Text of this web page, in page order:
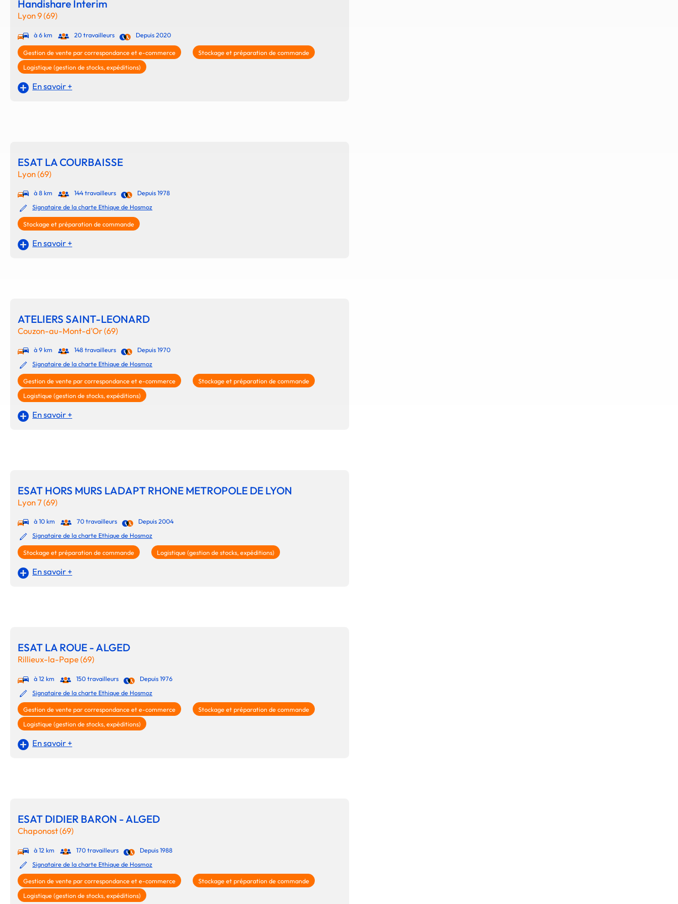
Handishare Interim
Lyon 9 (69)
à 6 km 20 travailleurs Depuis 2020
Gestion de vente par correspondance et e-commerce
Stockage et préparation de commande
Logistique (gestion de stocks, expéditions)
En savoir +
ESAT LA COURBAISSE
Lyon (69)
à 8 km 144 travailleurs
Depuis 1978
Signataire de la charte Ethique de Hosmoz
Stockage et préparation de commande
En savoir +
ATELIERS SAINT-LEONARD
Couzon-au-Mont-d'Or (69)
à 9 km 148 travailleurs
Depuis 1970
Signataire de la charte Ethique de Hosmoz
Gestion de vente par correspondance et e-commerce
Stockage et préparation de commande
Logistique (gestion de stocks, expéditions)
En savoir +
ESAT HORS MURS LADAPT RHONE METROPOLE DE LYON
Lyon 7 (69)
à 10 km 70 travailleurs
Depuis 2004
Signataire de la charte Ethique de Hosmoz
Stockage et préparation de commande Logistique (gestion de stocks, expéditions)
En savoir +
ESAT LA ROUE - ALGED
Rillieux-la-Pape (69)
à 12 km 150 travailleurs
Depuis 1976
Signataire de la charte Ethique de Hosmoz
Gestion de vente par correspondance et e-commerce
Stockage et préparation de commande
Logistique (gestion de stocks, expéditions)
En savoir +
ESAT DIDIER BARON - ALGED
Chaponost (69)
à 12 km 170 travailleurs
Depuis 1988
Signataire de la charte Ethique de Hosmoz
Gestion de vente par correspondance et e-commerce
Stockage et préparation de commande
Logistique (gestion de stocks, expéditions)